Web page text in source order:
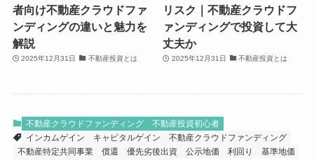
者向け不動産クラウドファ
ンディングの違いと魅力を
解説
2025年12月31日 不動産投資とは
リスク｜不動産クラウドフ
ァンディングで投資して大
丈夫か
2025年12月31日 不動産投資とは
不動産クラウドファンディング
不動産投資初心者
インカムゲイン
キャピタルゲイン
不動産クラウドファンディング
不動産特定共同事業
償還 優先劣後出資 公示地価 利回り
基準地価